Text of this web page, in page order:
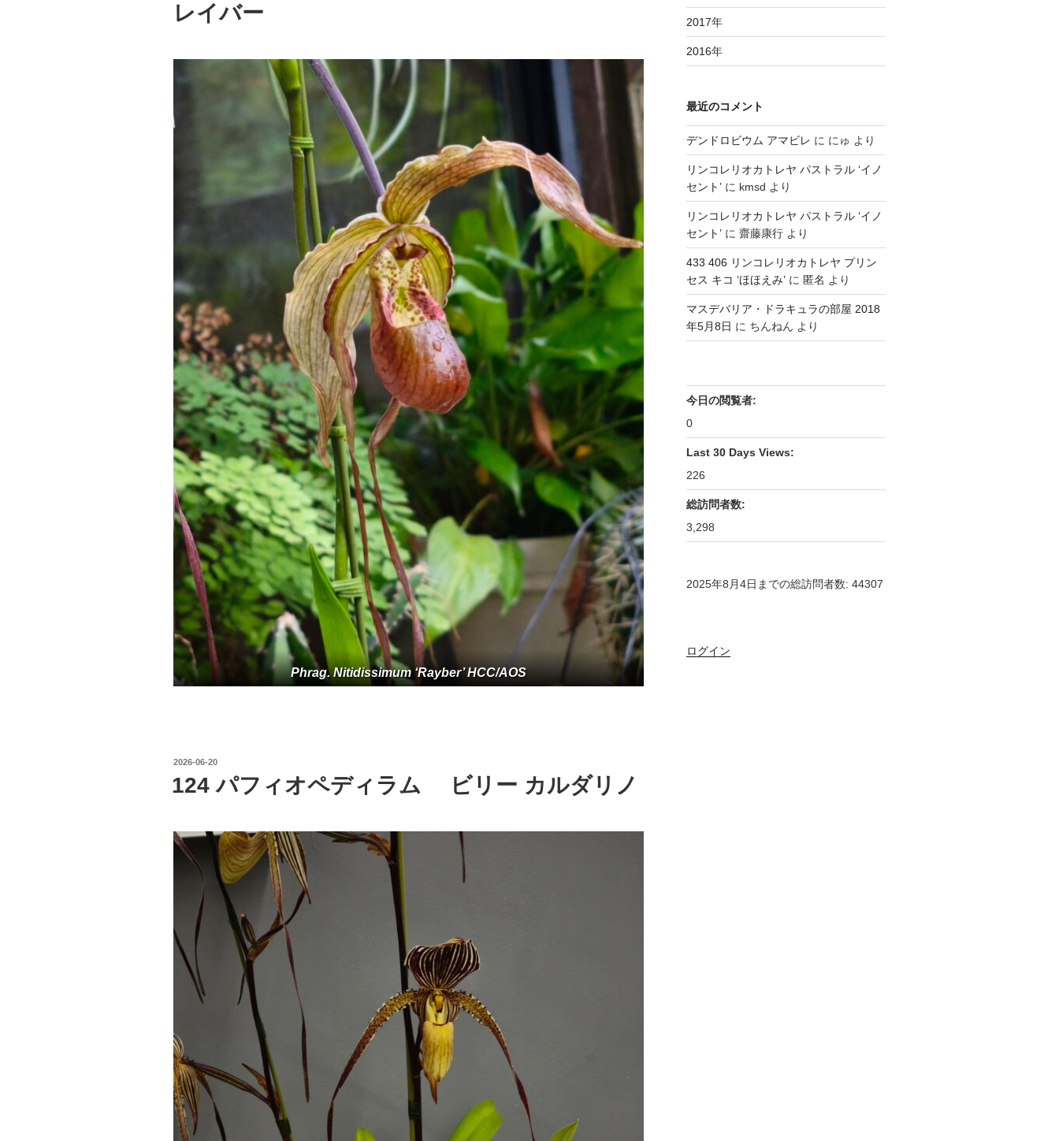
レイバー
Phrag. Nitidissimum ‘Rayber’ HCC/AOS
投
2026-06-20
124 パフィオペディラム ビリー カルダリノ
2017年
2016年
最近のコメント
デンドロビウム アマビレ に にゅ より
リンコレリオカトレヤ パストラル ‘イノ
セント’に kmsd より
リンコレリオカトレヤ パストラル ‘イノ
セント’に 齋藤康行より
433 406 リンコレリオカトレヤ プリン
セス キコ ‘ほほえみ’に 匿名 より
マスデバリア・ドラキュラの部屋 2018
年5月8日 に ちんねん より
今日の閲覧者:
0
Last 30 Days Views:
226
総訪問者数:
3,298
2025年8月4日までの総訪問者数: 44307
ログイン